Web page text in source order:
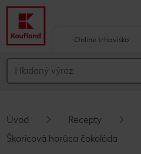
Hlavný obsah
Vyskakovací bočný panel
Online trhovisko
Úvod Recepty
Škoricová horúca čokoláda